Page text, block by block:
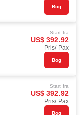
Bog
Start fra
US$ 392.92
Pris/ Pax
Bog
Start fra
US$ 392.92
Pris/ Pax
Bog